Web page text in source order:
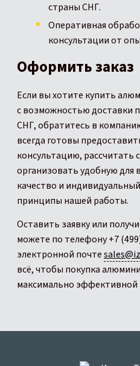
страны СНГ.
Оперативная
консультации от
Оформить заказ
Если вы хотите купить
с возможностью доставки
СНГ, обратитесь в
всегда готовы
консультацию, рассчитать
организовать удобную для
качество и
принципы нашей работы.
Оставить заявку или
можете по телефону +7
электронной почте
всё, чтобы покупка
максимально эффективной